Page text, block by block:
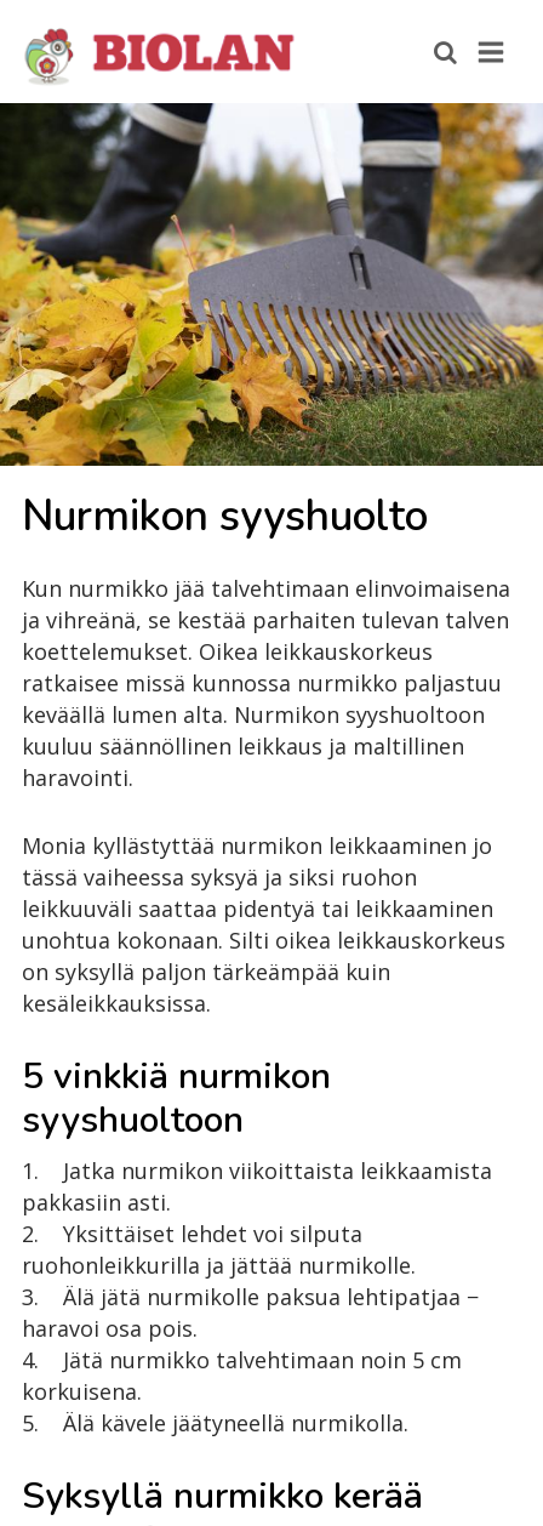
Nur­mi­kon syys­huol­to
Kun nurmikko jää talvehtimaan elinvoimaisena
ja vihreänä, se kestää parhaiten tulevan talven
koettelemukset. Oikea leikkauskorkeus
ratkaisee missä kunnossa nurmikko paljastuu
keväällä lumen alta. Nurmikon syyshuoltoon
kuuluu säännöllinen leikkaus ja maltillinen
haravointi.
Monia kyllästyttää nurmikon leikkaaminen jo
tässä vaiheessa syksyä ja siksi ruohon
leikkuuväli saattaa pidentyä tai leikkaaminen
unohtua kokonaan. Silti oikea leikkauskorkeus
on syksyllä paljon tärkeämpää kuin
kesäleikkauksissa.
5 vinkkiä nurmikon
syyshuoltoon
1. Jatka nurmikon viikoittaista leikkaamista
pakkasiin asti.
2. Yksittäiset lehdet voi silputa
ruohonleikkurilla ja jättää nurmikolle.
3. Älä jätä nurmikolle paksua lehtipatjaa −
haravoi osa pois.
4. Jätä nurmikko talvehtimaan noin 5 cm
korkuisena.
5. Älä kävele jäätyneellä nurmikolla.
Syksyllä nurmikko kerää